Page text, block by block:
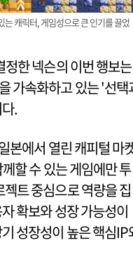
는 캐릭터, 게임성으로 큰 인기를 끌었
정한 넥슨의 이번 행보는
가속화하고 있는 '선택
.
본에서 열린 캐피털 마
할 수 있는 게임에만 투
트 중심으로 역량을 집
확보와 성장 가능성이
성장성이 높은 핵심IP